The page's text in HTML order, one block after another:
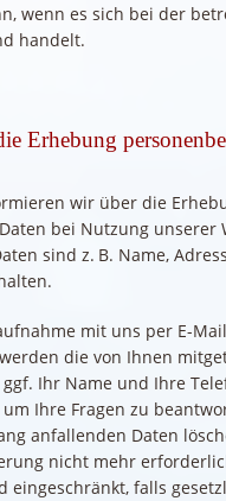
wenn es sich bei der
handelt.
Erhebung
wir über die
bei Nutzung unserer
sind z. B. Name,
mit uns per E-
die von Ihnen
ggf. Ihr Name und Ihre
Ihre Fragen zu
anfallenden Daten
nicht mehr
eingeschränkt, falls